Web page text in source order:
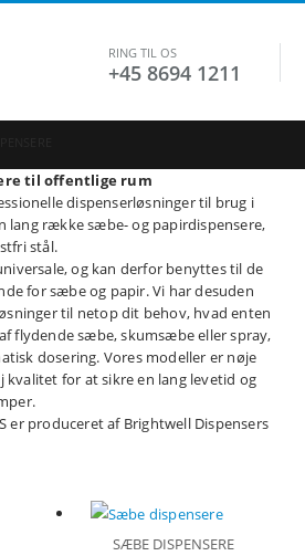
RING TIL OS
+45 8694 1211
til offentlige rum
dispenserløsninger til brug i
lang række sæbe- og papirdispensere,
stål.
og kan derfor benyttes til de
for sæbe og papir. Vi har desuden
til netop dit behov, hvad enten
flydende sæbe, skumsæbe eller spray,
dosering. Vores modeller er nøje
kvalitet for at sikre en lang levetid og
er produceret af Brightwell Dispensers
SÆBE DISPENSERE